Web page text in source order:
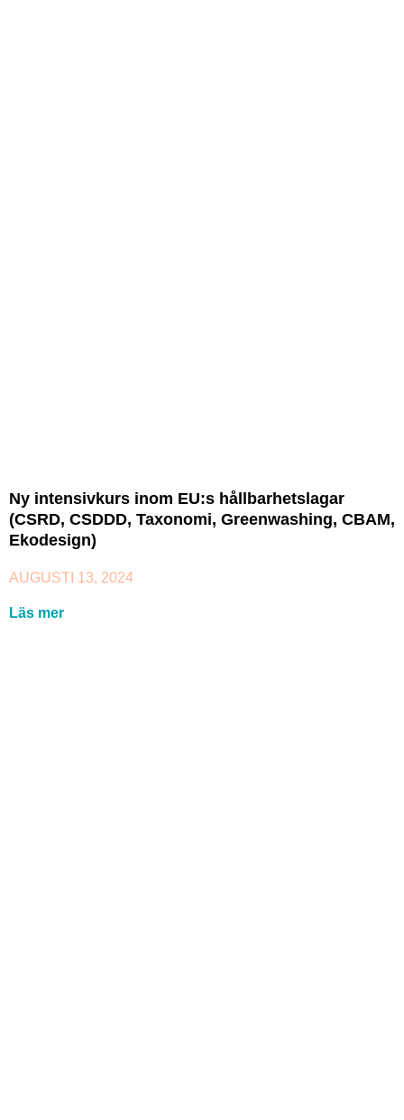
Ny intensivkurs inom EU:s hållbarhetslagar
(CSRD, CSDDD, Taxonomi, Greenwashing, CBAM,
Ekodesign)
AUGUSTI 13, 2024
Läs mer